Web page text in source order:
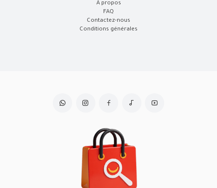
À propos
FAQ
Contactez-nous
Conditions générales